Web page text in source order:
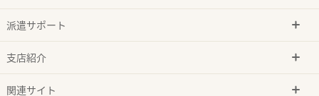
派遣サポート
支店紹介
関連サイト